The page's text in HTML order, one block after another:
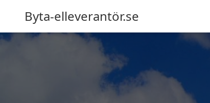
Byta-elleverantör.se